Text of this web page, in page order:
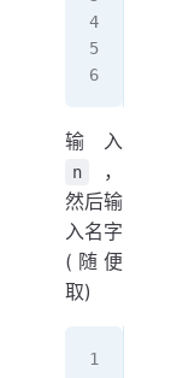
输入
n
，
然后输
入名字
(随便
取)